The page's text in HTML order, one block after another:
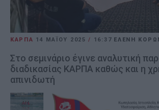
ΚΑΡΠΑ 14 ΜΑΪ́ΟΥ 2025/ 16:37 ΕΛΕΝΗ
Στο σεμινάριο έγινε αναλυτική
διαδικασίας ΚΑΡΠΑ καθώς και η
απινιδωτή